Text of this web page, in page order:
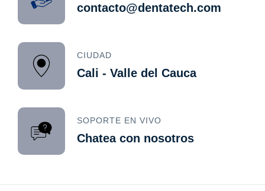
contacto@dentatech.com
CIUDAD
Cali - Valle del Cauca
SOPORTE EN VIVO
Chatea con nosotros